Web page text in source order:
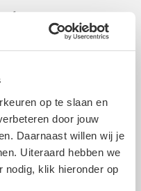
op te slaan en
door jouw
Daarnaast willen wij je
Uiteraard hebben we
nodig, klik hieronder op
niks. We garanderen
offertes
bij jou